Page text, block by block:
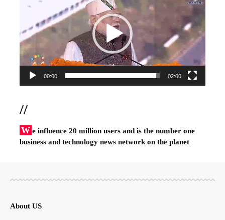
00:00 02:00
//
W e influence 20 million users and is the number one
business and technology news network on the planet
About US